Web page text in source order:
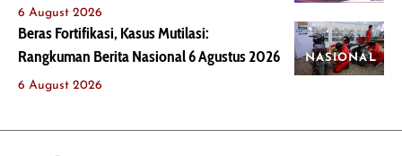
6 August 2026
NASIONAL
Beras Fortifikasi, Kasus Mutilasi:
Rangkuman Berita Nasional 6 Agustus 2026
6 August 2026